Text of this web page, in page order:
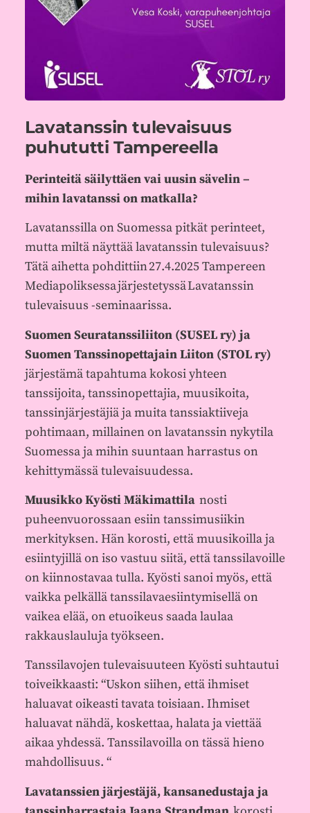
Lavatanssin tulevaisuus
puhututti Tampereella
Perinteitä säilyttäen vai uusin sävelin –
mihin lavatanssi on matkalla?
Lavatanssilla on Suomessa pitkät perinteet,
mutta miltä näyttää lavatanssin tulevaisuus?
Tätä aihetta pohdittiin 27.4.2025 Tampereen
Mediapoliksessa järjestetyssä Lavatanssin
tulevaisuus -seminaarissa.
Suomen Seuratanssiliiton (SUSEL ry) ja
Suomen Tanssinopettajain Liiton (STOL ry)
järjestämä tapahtuma kokosi yhteen
tanssijoita, tanssinopettajia, muusikoita,
tanssinjärjestäjiä ja muita tanssiaktiiveja
pohtimaan, millainen on lavatanssin nykytila
Suomessa ja mihin suuntaan harrastus on
kehittymässä tulevaisuudessa.
Muusikko Kyösti Mäkimattila nosti
puheenvuorossaan esiin tanssimusiikin
merkityksen. Hän korosti, että muusikoilla ja
esiintyjillä on iso vastuu siitä, että tanssilavoille
on kiinnostavaa tulla. Kyösti sanoi myös, että
vaikka pelkällä tanssilavaesiintymisellä on
vaikea elää, on etuoikeus saada laulaa
rakkauslauluja työkseen.
Tanssilavojen tulevaisuuteen Kyösti suhtautui
toiveikkaasti: “Uskon siihen, että ihmiset
haluavat oikeasti tavata toisiaan. Ihmiset
haluavat nähdä, koskettaa, halata ja viettää
aikaa yhdessä. Tanssilavoilla on tässä hieno
mahdollisuus. “
Lavatanssien järjestäjä, kansanedustaja ja